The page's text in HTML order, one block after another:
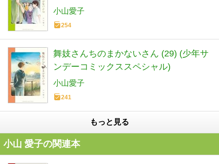
小山愛子
254
舞妓さんちのまかないさん (29) (少年サ
ンデーコミックススペシャル)
小山愛子
241
もっと見る
小山 愛子の関連本